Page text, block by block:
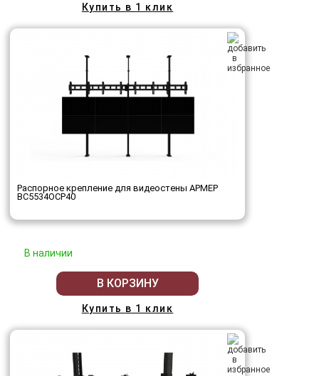
Купить в 1 клик
Распорное крепление для видеостены АРМЕР
ВС5534ОСР40
В наличии
В КОРЗИНУ
Купить в 1 клик